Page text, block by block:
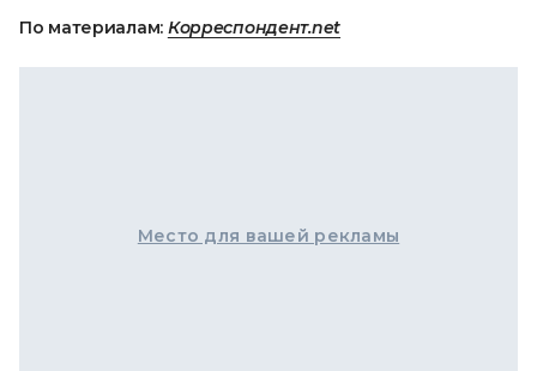
По материалам: Корреспондент.net
Место для вашей рекламы